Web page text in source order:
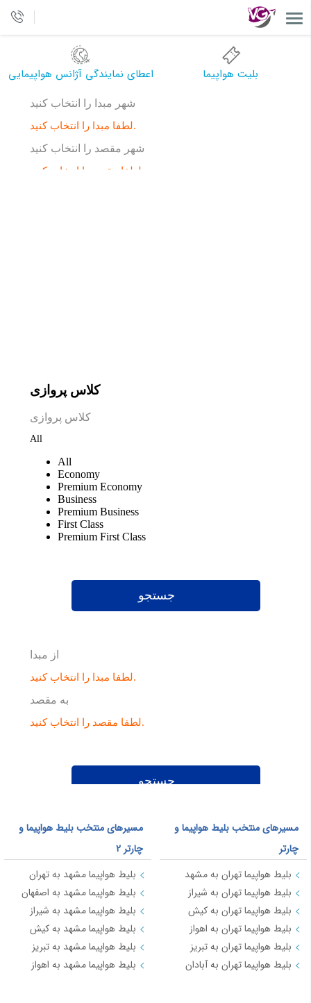
بلیت هواپیما اعطای نمایندگی آژانس هواپیمایی
مسیرهای منتخب بلیط هواپیما و
چارتر
بلیط هواپیما تهران به مشهد
بلیط هواپیما تهران به شیراز
بلیط هواپیما تهران به کیش
بلیط هواپیما تهران به اهواز
بلیط هواپیما تهران به تبریز
بلیط هواپیما تهران به آبادان
مسیرهای منتخب بلیط هواپیما و
چارتر 2
بلیط هواپیما مشهد به تهران
بلیط هواپیما مشهد به اصفهان
بلیط هواپیما مشهد به شیراز
بلیط هواپیما مشهد به کیش
بلیط هواپیما مشهد به تبریز
بلیط هواپیما مشهد به اهواز